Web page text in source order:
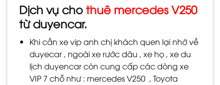
Dịch vụ chothuê mercedes V250
từ duyencar.
Khi cần xe vip anh chị khách quen lại nhớ về
duyecar , ngoài xe rước dâu , xe họ , xe du
lịch duyencar còn cung cấp các dòng xe
VIP 7 chỗ như : mercedes V250 , Toyota